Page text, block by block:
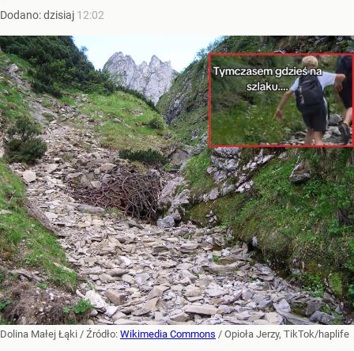
Dodano:dzisiaj 12:02
Dolina Małej Łąki / Źródło: Wikimedia Commons / Opioła Jerzy, TikTok/haplife